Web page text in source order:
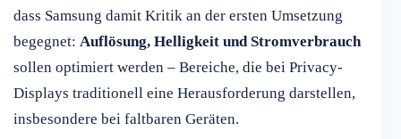
dass Samsung damit Kritik an der ersten Umsetzung
begegnet: Auflösung, Helligkeit und Stromverbrauch
sollen optimiert werden – Bereiche, die bei Privacy-
Displays traditionell eine Herausforderung darstellen,
insbesondere bei faltbaren Geräten.